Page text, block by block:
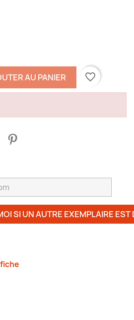
AU PANIER favorite_border
SI UN AUTRE EXEMPLAIRE EST